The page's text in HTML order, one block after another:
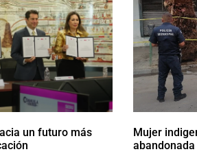
un futuro más
Mujer
abandonada